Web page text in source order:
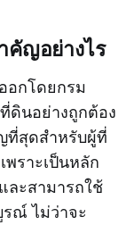
คัญอย่างไร
อกโดยกรม
ดินอย่างถูกต้อง
ที่สุดสำหรับผู้ที่
เพราะเป็นหลัก
ละสามารถใช้
ณ์ ไม่ว่าจะ